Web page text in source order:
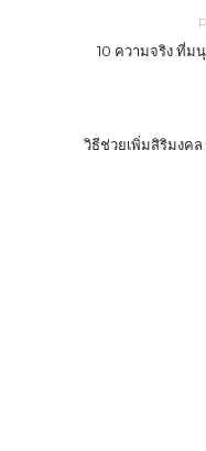
10 ความจริง ที่ม
วิธีช่วยเพิ่มสิริมงคล